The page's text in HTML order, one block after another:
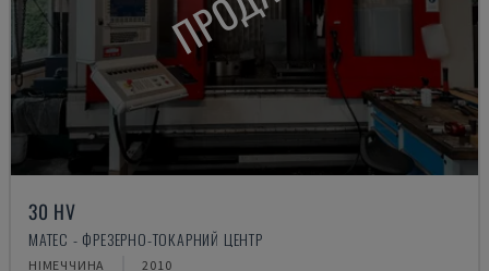
30 HV
MATEC - ФРЕЗЕРНО-ТОКАРНИЙ ЦЕНТР
НІМЕЧЧИНА 2010